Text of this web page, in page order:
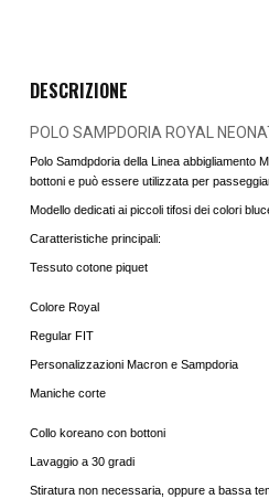
DESCRIZIONE
POLO SAMPDORIA ROYAL
Polo Samdpdoria della Linea abbigliamento
bottoni e può essere utilizzata per
Modello dedicati ai piccoli tifosi dei colori
Caratteristiche principali:
Tessuto cotone piquet
Colore Royal
Regular FIT
Personalizzazioni Macron e Sampdoria
Maniche corte
Collo koreano con bottoni
Lavaggio a 30 gradi
Stiratura non necessaria, oppure a bassa